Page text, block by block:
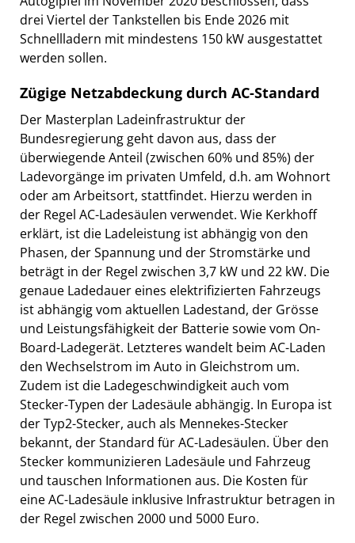
drei Viertel der Tankstellen bis Ende 2026 mit
Schnellladern mit mindestens 150 kW ausgestattet
werden sollen.
Zügige Netzabdeckung durch AC-Standard
Der Masterplan Ladeinfrastruktur der
Bundesregierung geht davon aus, dass der
überwiegende Anteil (zwischen 60% und 85%) der
Ladevorgänge im privaten Umfeld, d.h. am Wohnort
oder am Arbeitsort, stattfindet. Hierzu werden in
der Regel AC-Ladesäulen verwendet. Wie Kerkhoff
erklärt, ist die Ladeleistung ist abhängig von den
Phasen, der Spannung und der Stromstärke und
beträgt in der Regel zwischen 3,7 kW und 22 kW. Die
genaue Ladedauer eines elektrifizierten Fahrzeugs
ist abhängig vom aktuellen Ladestand, der Grösse
und Leistungsfähigkeit der Batterie sowie vom On-
Board-Ladegerät. Letzteres wandelt beim AC-Laden
den Wechselstrom im Auto in Gleichstrom um.
Zudem ist die Ladegeschwindigkeit auch vom
Stecker-Typen der Ladesäule abhängig. In Europa ist
der Typ2-Stecker, auch als Mennekes-Stecker
bekannt, der Standard für AC-Ladesäulen. Über den
Stecker kommunizieren Ladesäule und Fahrzeug
und tauschen Informationen aus. Die Kosten für
eine AC-Ladesäule inklusive Infrastruktur betragen in
der Regel zwischen 2000 und 5000 Euro.